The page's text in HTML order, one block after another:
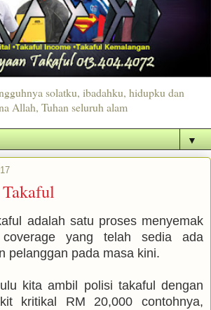
solatku, ibadahku, hidupku dan
Allah, Tuhan seluruh alam
▼
adalah satu proses menyemak
yang telah sedia ada
pelanggan pada masa kini.
kita ambil polisi takaful dengan
kritikal RM 20,000 contohnya,